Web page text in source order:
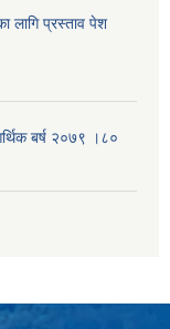
लागि प्रस्ताव पेश
बर्ष २०७९ ।८०